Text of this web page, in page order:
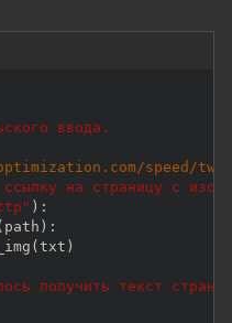
ввода.
speed/
ссылку на страницу с
) :
path ) :
( txt )
получить текст